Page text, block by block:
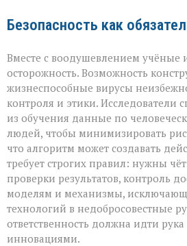
Безопасность как
Вместе с воодушевлением учёные
осторожность. Возможность
жизнеспособные вирусы
контроля и этики. Исследователи
из обучения данные по
людей, чтобы минимизировать
что алгоритм может создавать
требует строгих правил: нужны
проверки результатов, контроль
моделям и механизмы,
технологий в недобросовестные
ответственность должна идти рука
инновациями.